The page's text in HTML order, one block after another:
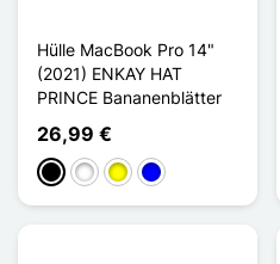
Hülle MacBook Pro 14"
(2021) ENKAY HAT
PRINCE Bananenblätter
26,99 €
Schwarz
WeißGelbBlau